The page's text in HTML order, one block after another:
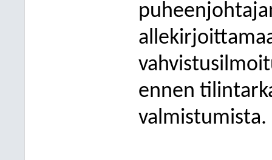
ennen
valmistumista.